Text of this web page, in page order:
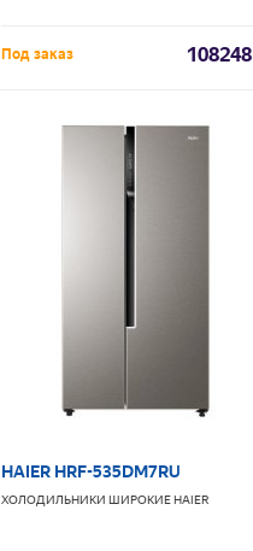
Под заказ 108248
HAIER HRF-535DM7RU
ХОЛОДИЛЬНИКИ ШИРОКИЕHAIER